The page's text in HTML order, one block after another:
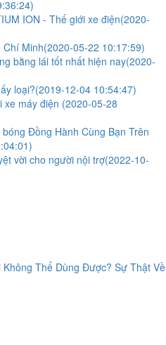
ION - Thế giới xe điện(2020-
Chí Minh(2020-05-22 10:17:59)
bằng lái tốt nhất hiện nay(2020-
loại?(2019-12-04 10:54:47)
xe máy điện (2020-05-28
Đồng Hành Cùng Bạn Trên
vời cho người nội trợ(2022-10-
Thể Dùng Được? Sự Thật Về